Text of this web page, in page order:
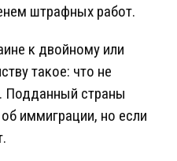
штрафных работ.
к двойному или
такое: что не
Подданный страны
иммиграции, но если